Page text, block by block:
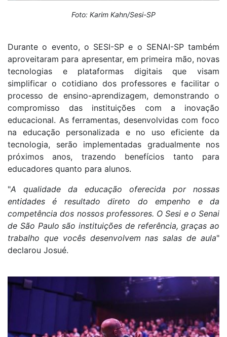
Foto: Karim Kahn/Sesi-SP
Durante o evento, o SESI-SP e o SENAI-SP também
aproveitaram para apresentar, em primeira mão, novas
tecnologias e plataformas digitais que visam
simplificar o cotidiano dos professores e facilitar o
processo de ensino-aprendizagem, demonstrando o
compromisso das instituições com a inovação
educacional. As ferramentas, desenvolvidas com foco
na educação personalizada e no uso eficiente da
tecnologia, serão implementadas gradualmente nos
próximos anos, trazendo benefícios tanto para
educadores quanto para alunos.
"A qualidade da educação oferecida por nossas
entidades é resultado direto do empenho e da
competência dos nossos professores. O Sesi e o Senai
de São Paulo são instituições de referência, graças ao
trabalho que vocês desenvolvem nas salas de aula"
declarou Josué.